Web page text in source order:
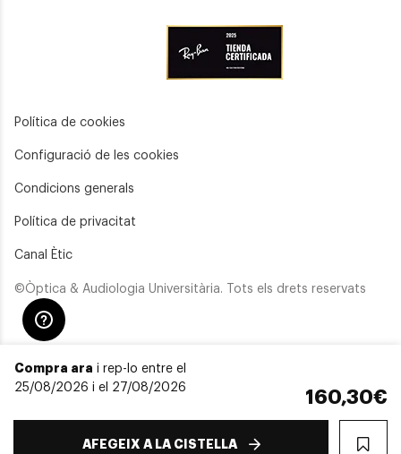
Compra ara i rep-lo entre el
25/08/2026 i el 27/08/2026
160,30€
AFEGEIX A LA CISTELLA
Política de cookies
Configuració de les cookies
Condicions generals
Política de privacitat
Canal Ètic
©Òptica & Audiologia Universitària. Tots els drets reservats